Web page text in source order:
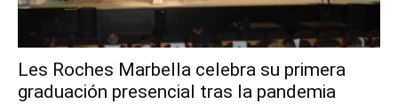
Les Roches Marbella celebra su primera
graduación presencial tras la pandemia